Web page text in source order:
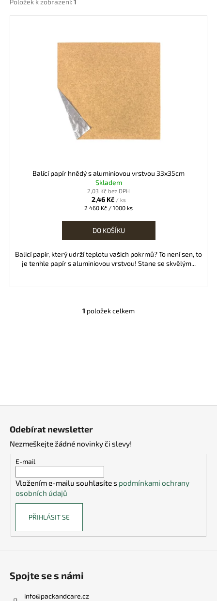
Položek k zobrazení:1
Balící papír hnědý s aluminiovou vrstvou 33x35cm
Skladem
2,03 Kč bez DPH
2,46 Kč / ks
Měrná
2 460 Kč / 1000 ks
DO KOŠÍKU
Balicí papír, který udrží teplotu vašich pokrmů? To není sen, to
je tenhle papír s aluminiovou vrstvou! Stane se skvělým...
O
y
v
i
1 položek celkem
Odebírat newsletter
Nezmeškejte žádné novinky či slevy!
E-mail
Vložením e-mailu souhlasíte s podmínkami ochrany
osobních údajů
PŘIHLÁSIT SE
Spojte se s námi
info@packandcare.cz